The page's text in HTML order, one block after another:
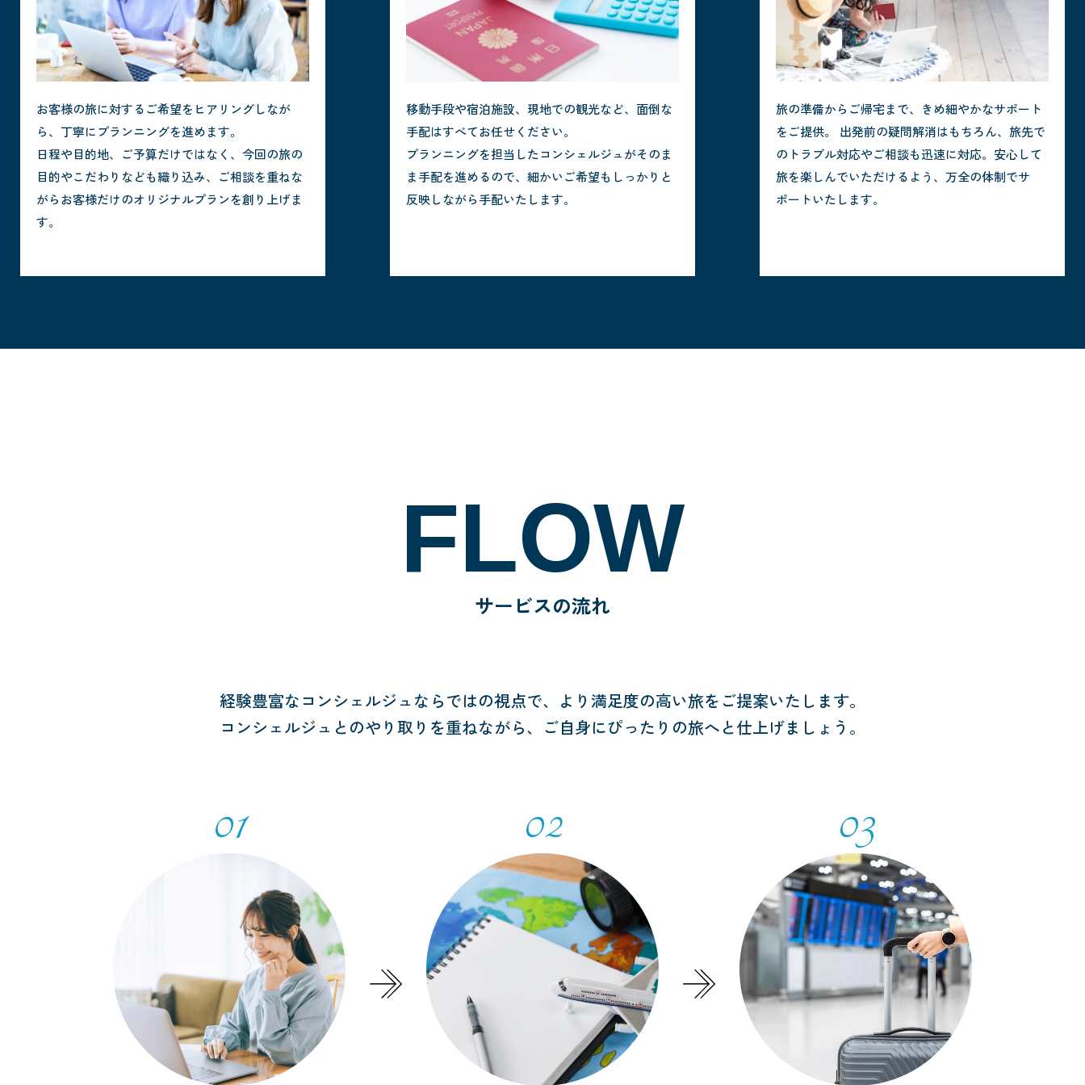
お客様の旅に対するご希望をヒアリングしなが
ら、丁寧にプランニングを進めます。
日程や目的地、ご予算だけではなく、今回の旅の
目的やこだわりなども織り込み、ご相談を重ねな
がらお客様だけのオリジナルプランを創り上げま
す。
移動手段や宿泊施設、現地での観光など、面倒な
手配はすべてお任せください。
プランニングを担当したコンシェルジュがそのま
ま手配を進めるので、細かいご希望もしっかりと
反映しながら手配いたします。
旅の準備からご帰宅まで、きめ細やかなサポート
をご提供。 出発前の疑問解消はもちろん、旅先で
のトラブル対応やご相談も迅速に対応。安心して
旅を楽しんでいただけるよう、万全の体制でサ
ポートいたします。
FLOW
サービスの流れ
経験豊富なコンシェルジュならではの視点で、 より満足度の高い旅をご提案いたします。
コンシェルジュとのやり取りを重ねながら、 ご自身にぴったりの旅へと仕上げましょう。
01 02 03